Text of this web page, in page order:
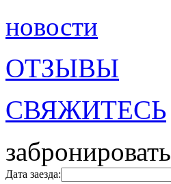
новости
ОТЗЫВЫ
СВЯЖИТЕСЬ
забронировать
Дата заезда: